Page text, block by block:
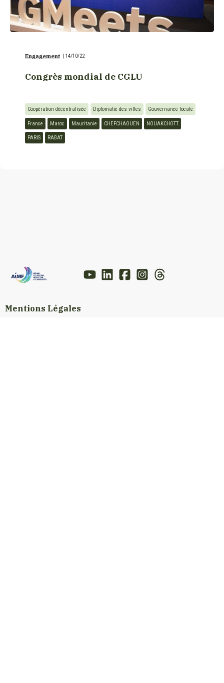
Engagement 14/10/22
Congrès mondial de CGLU
Coopération décentralisée Diplomatie des villes Gouvernance locale
France Maroc Mauritanie CHEFCHAOUEN NOUAKCHOTT
PARIS RABAT
Mentions Légales